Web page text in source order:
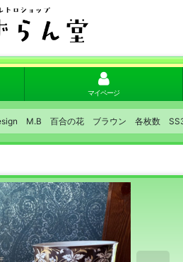
マイページ
M.B 百合の花 ブラウン 各枚数